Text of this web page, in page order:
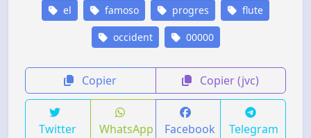
el famoso progres flute
occident 00000
Copier Copier (jvc)
Twitter WhatsApp Facebook Telegram